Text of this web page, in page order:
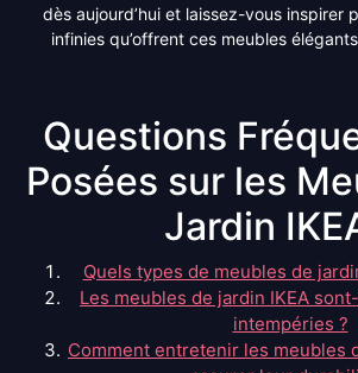
dès aujourd’hui et laissez-vous inspirer
infinies qu’offrent ces meubles
Questions
Posées sur les
Jardin
Quels types de meubles de
Les meubles de jardin IKEA
intempéries ?
Comment entretenir les meubles